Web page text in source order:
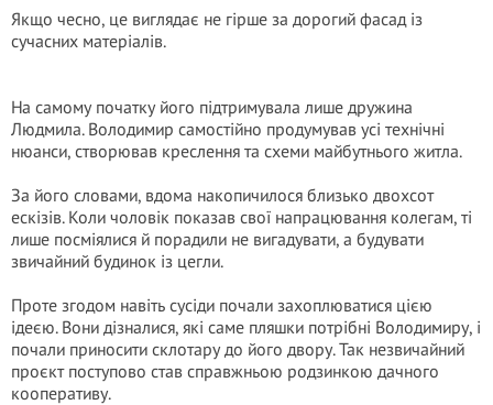
Якщо чесно, це виглядає не гірше за дорогий фасад із
сучасних матеріалів.
На самому початку його підтримувала лише дружина
Людмила. Володимир самостійно продумував усі технічні
нюанси, створював креслення та схеми майбутнього житла.
За його словами, вдома накопичилося близько двохсот
ескізів. Коли чоловік показав свої напрацювання колегам, ті
лише посміялися й порадили не вигадувати, а будувати
звичайний будинок із цегли.
Проте згодом навіть сусіди почали захоплюватися цією
ідеєю. Вони дізналися, які саме пляшки потрібні Володимиру, і
почали приносити склотару до його двору. Так незвичайний
проєкт поступово став справжньою родзинкою дачного
кооперативу.